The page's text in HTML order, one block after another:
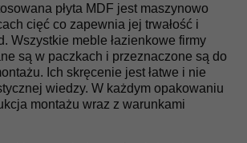
płyta MDF jest maszynowo
cięć co zapewnia jej trwałość i
Wszystkie meble łazienkowe firmy
są w paczkach i przeznaczone są do
Ich skręcenie jest łatwe i nie
wiedzy. W każdym opakowaniu
montażu wraz z warunkami